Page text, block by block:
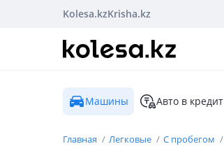
Kolesa.kzKrisha.kz
Машины Авто в кредит
Главная Легковые С пробегом